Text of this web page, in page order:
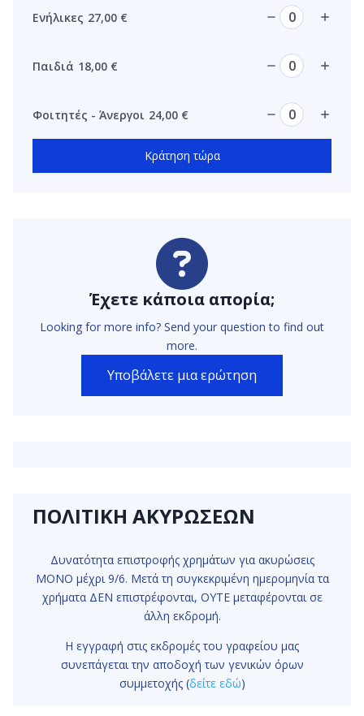
Ενήλικες 27,00 €
Παιδιά 18,00 €
Φοιτητές - Άνεργοι 24,00 €
Κράτηση τώρα
Έχετε κάποια απορία;
Looking for more info? Send your question to find out
more.
Υποβάλετε μια ερώτηση
ΠΟΛΙΤΙΚΗ ΑΚΥΡΩΣΕΩΝ
Δυνατότητα επιστροφής χρημάτων για ακυρώσεις
ΜΟΝΟ μέχρι 9/6. Μετά τη συγκεκριμένη ημερομηνία τα
χρήματα ΔΕΝ επιστρέφονται, ΟΥΤΕ μεταφέρονται σε
άλλη εκδρομή.
Η εγγραφή στις εκδρομές του γραφείου μας
συνεπάγεται την αποδοχή των γενικών όρων
συμμετοχής (δείτε εδώ)